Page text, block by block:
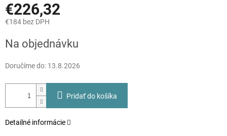
€226,32
€184 bez DPH
cena:
Na objednávku
Doručíme do: 13.8.2026
Pridať do košíka
Detailné informácie